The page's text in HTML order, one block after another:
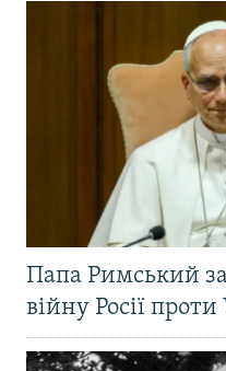
Папа Римський
війну Росії